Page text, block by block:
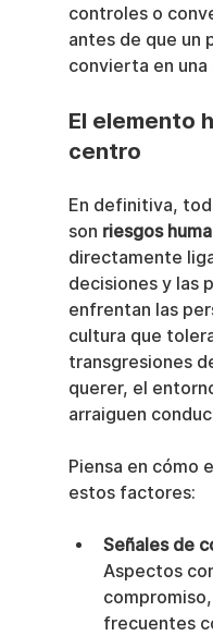
controles o
antes de que un
convierta en una
El elemento
centro
En definitiva,
son riesgos
directamente
decisiones y las
enfrentan las
cultura que
transgresiones
querer, el
arraiguen
Piensa en cómo
estos factores:
Señales de
Aspectos
frecuentes